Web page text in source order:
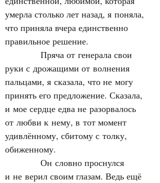
умерла столько лет назад, я поняла,
что приняла вчера единственно
правильное решение.
Пряча от генерала свои
руки с дрожащими от волнения
пальцами, я сказала, что не могу
принять его предложение. Сказала,
и мое сердце едва не разорвалось
от любви к нему, в тот момент
удивлённому, сбитому с толку,
обиженному.
Он словно проснулся
и не верил своим глазам. Ведь ещё